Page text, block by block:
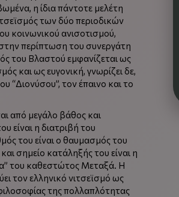
η ίδια πάντοτε μελέτη
των δύο περιοδικών
κοινωνικού ανισοτισμού,
περίπτωση του συνεργάτη
του Βλαστού εμφανίζεται ως
και ως ευγονική, γνωρίζει δε,
“Διονύσου”, τον έπαινο και το
από μεγάλο βάθος και
είναι η διατριβή του
του είναι ο θαυμασμός του
σημείο κατάληξής του είναι η
του καθεστώτος Μεταξά. Η
τον ελληνικό νιτσεϊσμό ως
της πολλαπλότητας